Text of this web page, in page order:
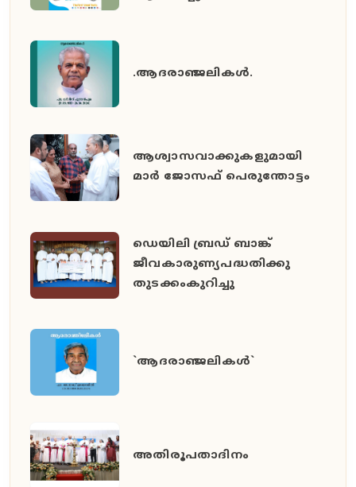
.ആദരാഞ്ജലികൾ.
ആശ്വാസവാക്കുകളുമായി
മാർ ജോസഫ് പെരുന്തോട്ടം
ഡെയിലി ബ്രഡ് ബാങ്ക്
ജീവകാരുണ്യപദ്ധതിക്കു
തുടക്കംകുറിച്ചു
`ആദരാഞ്ജലികൾ`
അതിരൂപതാദിനം